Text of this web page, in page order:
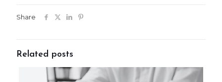
Share
Related posts